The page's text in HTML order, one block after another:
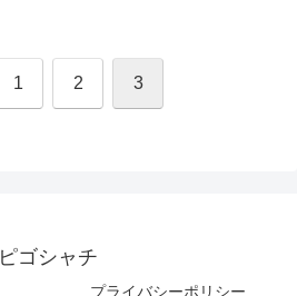
1 2 3
ピゴシャチ
プライバシーポリシー